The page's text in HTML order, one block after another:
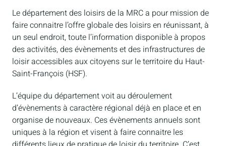
Le département des loisirs de la MRC a pour mission de
faire connaitre l’offre globale des loisirs en réunissant, à
un seul endroit, toute l’information disponible à propos
des activités, des évènements et des infrastructures de
loisir accessibles aux citoyens sur le territoire du Haut-
Saint-François (HSF).
L’équipe du département voit au déroulement
d’évènements à caractère régional déjà en place et en
organise de nouveaux. Ces évènements annuels sont
uniques à la région et visent à faire connaitre les